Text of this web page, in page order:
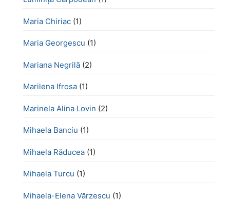
Maria Chiriac (1)
Maria Georgescu (1)
Mariana Negrilă (2)
Marilena Ifrosa (1)
Marinela Alina Lovin (2)
Mihaela Banciu (1)
Mihaela Răducea (1)
Mihaela Turcu (1)
Mihaela-Elena Vărzescu (1)